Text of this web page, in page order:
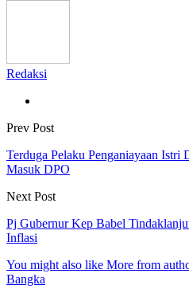
Redaksi
Prev Post
Terduga Pelaku Penganiayaan Istri
Masuk DPO
Next Post
Pj Gubernur Kep Babel
Inflasi
You might also like More from
Bangka